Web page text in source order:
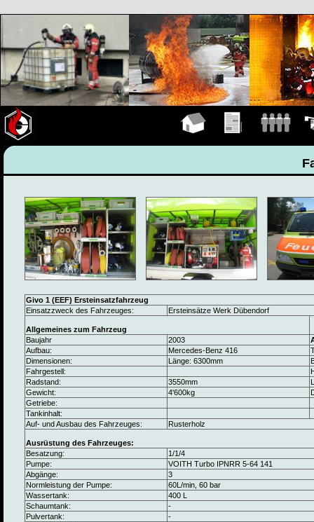
Givo 1 (EEF) Ersteinsatzfahrzeug
Einsatzzweck des Fahrzeuges:
Ersteinsätze Werk Dübendorf
Allgemeines zum Fahrzeug
Baujahr
2003
Aufbau:
Mercedes-Benz 416
Dimensionen:
Länge: 6300mm
Fahrgestell:
Radstand:
3550mm
Gewicht:
4'600kg
Getriebe:
Tankinhalt:
Auf- und Ausbau des Fahrzeuges:
Rusterholz
Ausrüstung des Fahrzeuges:
Besatzung:
1/1/4
Pumpe:
VOITH Turbo IPNRR 5-64 141
Abgänge:
3
Normleistung der Pumpe:
60L/min, 60 bar
Wassertank:
400 L
Schaumtank:
-
Pulvertank:
-